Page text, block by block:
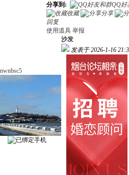
分享到:
QQ好
收藏
分享
回复
使用道具 举报
nwnbsc5
沙发
发表于 2026-1-16